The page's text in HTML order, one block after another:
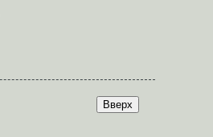
Вверх